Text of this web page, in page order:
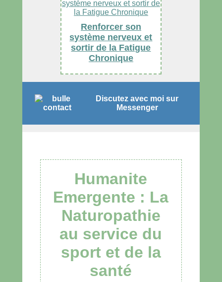
Renforcer son
système nerveux et
sortir de la Fatigue
Chronique
Discutez avec moi sur
Messenger
Humanite
Emergente : La
Naturopathie
au service du
sport et de la
santé